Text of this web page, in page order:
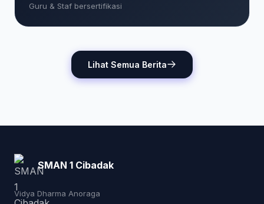
Guru & Staf bersertifikasi
Lihat Semua Berita
SMAN 1 Cibadak
Vidya Dharma Anoraga